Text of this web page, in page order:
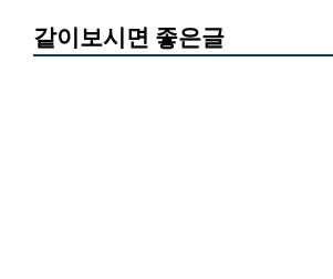
같이보시면 좋은글